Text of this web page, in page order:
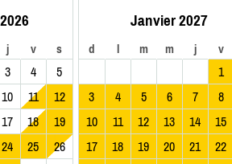
j v s
3 4
5
10 11
12
17 18
19
24 25
26
Janvier 2027
d l m m j v
1
3
4 5 6 7 8
10
11 12 13 14 15
17
18 19 20 21 22